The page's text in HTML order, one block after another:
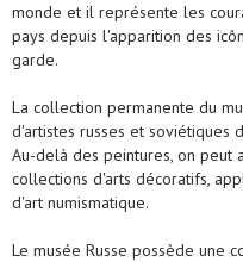
monde et il représente les
pays depuis l'apparition des
garde.
La collection permanente du
d'artistes russes et soviétiques
Au-delà des peintures, on peut
collections d'arts décoratifs,
d'art numismatique.
Le musée Russe possède une